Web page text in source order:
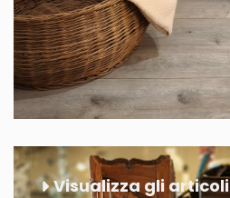
Visualizza gli articoli